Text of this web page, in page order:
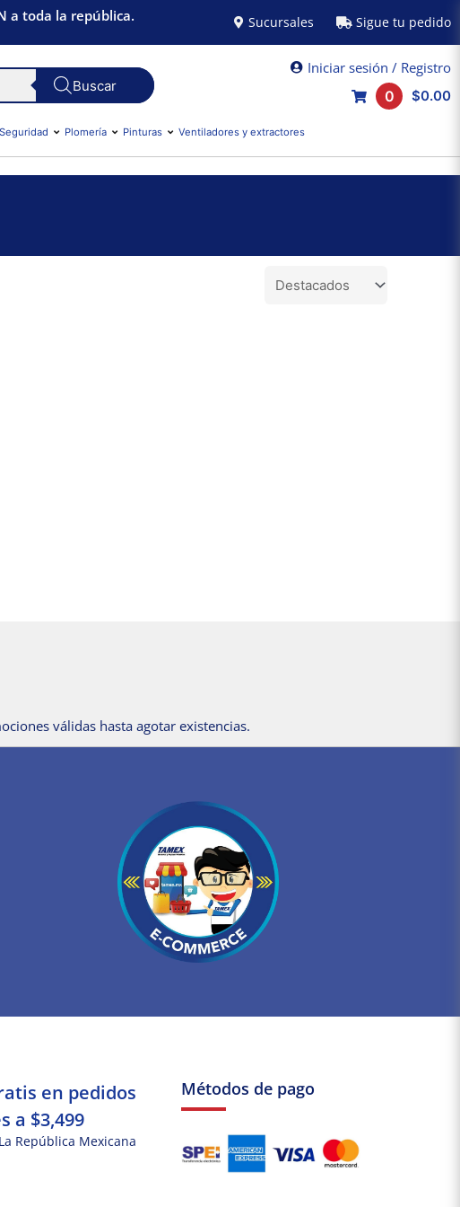
a toda la república. Sucursales Sigue tu pedido
Iniciar sesión / Registro
0
$0.00
Seguridad Plomería Pinturas Ventiladores y extractores
válidas hasta agotar existencias.
en pedidos
a $3,499
República Mexicana
Métodos de pago